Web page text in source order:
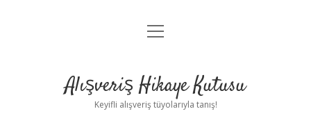
Anasayfa
Yasal Uyarı
menüyü
Alışveriş Hikaye Kutusu
Keyifli alışveriş tüyolarıyla tanış!